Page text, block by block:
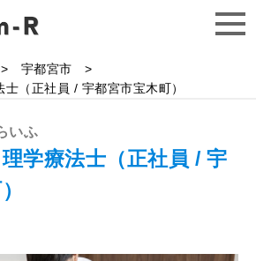
トップ
求人一覧
宇都宮市
士（正社員 / 宇都宮市宝木町）
いふ
理学療法士（正社員 / 宇